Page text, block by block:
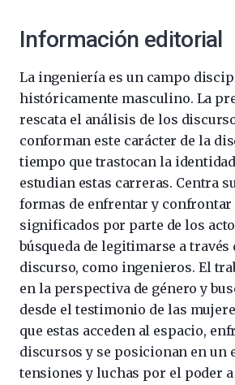
Información editorial
La ingeniería es un campo
históricamente masculino. La
rescata el análisis de los
conforman este carácter de la
tiempo que trastocan la
estudian estas carreras. Centra
formas de enfrentar y confrontar
significados por parte de los
búsqueda de legitimarse a
discurso, como ingenieros. El
en la perspectiva de género y
desde el testimonio de las
que estas acceden al espacio,
discursos y se posicionan en un
tensiones y luchas por el poder